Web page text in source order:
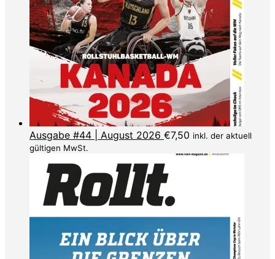
Ausgabe #44 | August 2026 €7,50 inkl. der aktuell
gültigen MwSt.